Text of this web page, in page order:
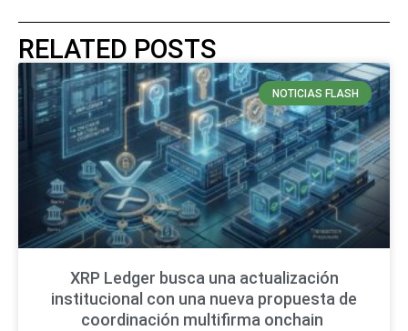
RELATED POSTS
NOTICIAS FLASH
XRP Ledger busca una actualización
institucional con una nueva propuesta de
coordinación multifirma onchain